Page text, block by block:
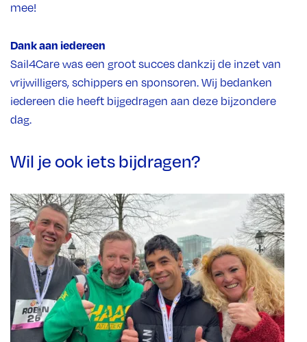
mee!
Dank aan iedereen
Sail4Care was een groot succes dankzij de inzet van
vrijwilligers, schippers en sponsoren. Wij bedanken
iedereen die heeft bijgedragen aan deze bijzondere
dag.
Wil je ook iets bijdragen?